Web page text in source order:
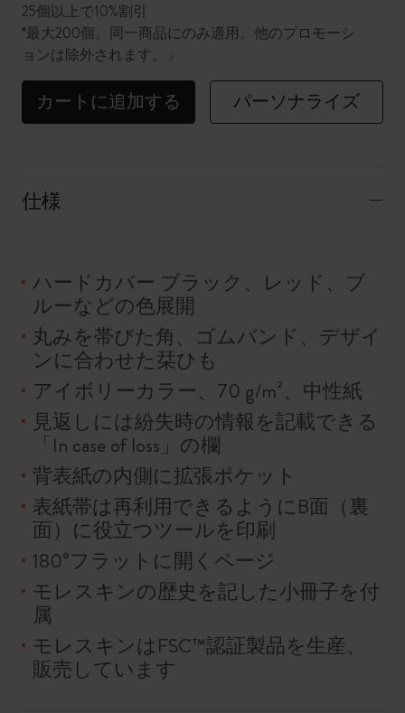
25個以上で10%割引
*最大200個。同一商品にのみ適用。他のプロモーシ
ョンは除外されます。」
カートに追加する パーソナライズ
仕様
ハードカバー ブラック、レッド、ブ
ルーなどの色展開
丸みを帯びた角、ゴムバンド、デザイ
ンに合わせた栞ひも
アイボリーカラー、70 g/m²、中性紙
見返しには紛失時の情報を記載できる
「In case of loss」の欄
背表紙の内側に拡張ポケット
表紙帯は再利用できるようにB面（裏
面）に役立つツールを印刷
180°フラットに開くページ
モレスキンの歴史を記した小冊子を付
属
モレスキンはFSC™認証製品を生産、
販売しています